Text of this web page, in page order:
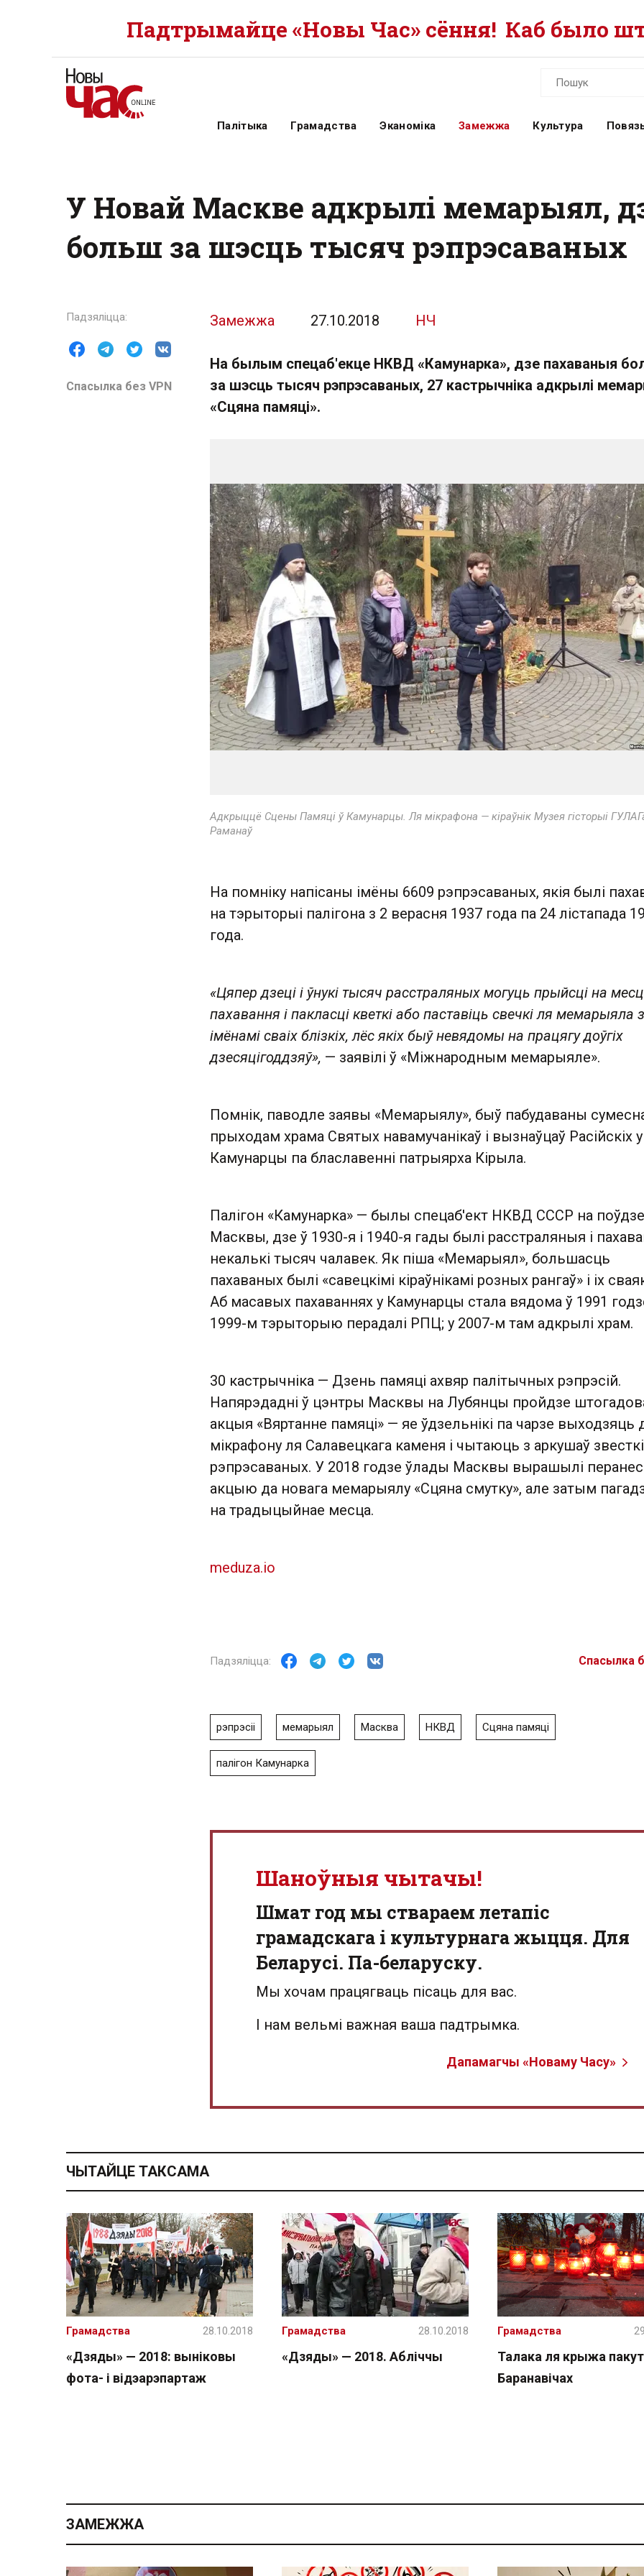
Падтрымайце «Новы Час» сёння! Каб было
Палітыка Грамадства Эканоміка Замежжа Культура
У Новай Маскве адкрылі мемарыял,
больш за шэсць тысяч рэпрэсаваных
Спасылка без VPN
Замежжа 27.10.2018 НЧ
На былым спецаб'екце НКВД «Камунарка», дзе пахаваныя
за шэсць тысяч рэпрэсаваных, 27 кастрычніка адкрылі
«Сцяна памяці».
Адкрыццё Сцены Памяці ў Камунарцы. Ля мікрафона — кіраўнік Музея гісторыі
Раманаў
На помніку напісаны імёны 6609 рэпрэсаваных, якія былі
на тэрыторыі палігона з 2 верасня 1937 года па 24 лістапада
года.
«Цяпер дзеці і ўнукі тысяч расстраляных могуць прыйсці на
пахавання і пакласці кветкі або паставіць свечкі ля мемарыяла з
імёнамі сваіх блізкіх, лёс якіх быў невядомы на працягу доўгіх
дзесяцігоддзяў», — заявілі ў «Міжнародным мемарыяле».
Помнік, паводле заявы «Мемарыялу», быў пабудаваны
прыходам храма Святых навамучанікаў і вызнаўцаў Расійскіх у
Камунарцы па блаславенні патрыярха Кірыла.
Палігон «Камунарка» — былы спецаб'ект НКВД СССР на
Масквы, дзе ў 1930-я і 1940-я гады былі расстраляныя і
некалькі тысяч чалавек. Як піша «Мемарыял», большасць
пахаваных былі «савецкімі кіраўнікамі розных рангаў» і іх
Аб масавых пахаваннях у Камунарцы стала вядома ў 1991
1999-м тэрыторыю перадалі РПЦ; у 2007-м там адкрылі храм.
30 кастрычніка — Дзень памяці ахвяр палітычных рэпрэсій.
Напярэдадні ў цэнтры Масквы на Лубянцы пройдзе
акцыя «Вяртанне памяці» — яе ўдзельнікі па чарзе выходзяць
мікрафону ля Салавецкага каменя і чытаюць з аркушаў
рэпрэсаваных. У 2018 годзе ўлады Масквы вырашылі
акцыю да новага мемарыялу «Сцяна смутку», але затым
на традыцыйнае месца.
meduza.io
Спасылка
рэпрэсіі мемарыял Масква НКВД Сцяна памяці
палігон Камунарка
Шаноўныя чытачы!
Шмат год мы ствараем летапіс
грамадскага і культурнага жыцця. Для
Беларусі. Па-беларуску.
Мы хочам працягваць пісаць для вас.
І нам вельмі важная ваша падтрымка.
Дапамагчы «Новаму Часу»
ЧЫТАЙЦЕ ТАКСАМА
«Дзяды» — 2018: выніковы
фота- і відэарэпартаж
Грамадства 28.10.2018
«Дзяды» — 2018. Абліччы
Грамадства 28.10.2018
Талака ля крыжа
Баранавічах
Грамадства
ЗАМЕЖЖА